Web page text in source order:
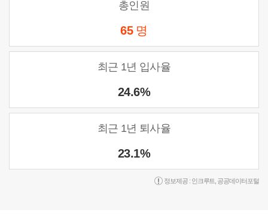
총인원
65 명
최근 1년 입사율
24.6%
최근 1년 퇴사율
23.1%
정보제공 : 인크루트 공공데이터포털